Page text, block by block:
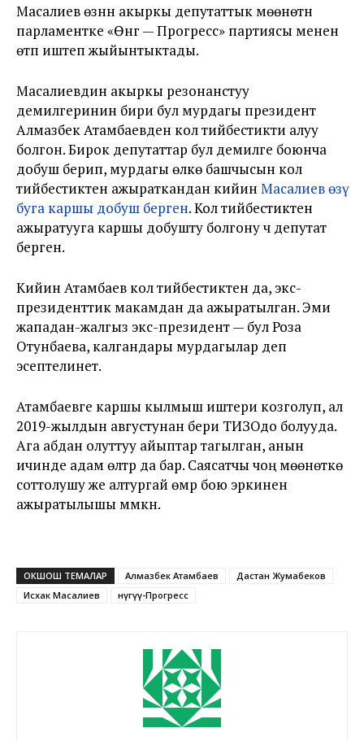
Масалиев өзүнүн акыркы депутаттык мөөнөтүн
парламентке «Өнүгүү — Прогресс» партиясы менен
өтүп иштеп жыйынтыктады.
Масалиевдин акыркы резонанстуу
демилгеринин бири бул мурдагы президент
Алмазбек Атамбаевден кол тийбестикти алуу
болгон. Бирок депутаттар бул демилге боюнча
добуш берип, мурдагы өлкө башчысын кол
тийбестиктен ажыраткандан кийин Масалиев өзү
буга каршы добуш берген. Кол тийбестиктен
ажыратууга каршы добушту болгону үч депутат
берген.
Кийин Атамбаев кол тийбестиктен да, экс-
президенттик макамдан да ажыратылган. Эми
жападан-жалгыз экс-президент — бул Роза
Отунбаева, калгандары мурдагылар деп
эсептелинет.
Атамбаевге каршы кылмыш иштери козголуп, ал
2019-жылдын августунан бери ТИЗОдо болууда.
Ага абдан олуттуу айыптар тагылган, анын
ичинде адам өлтүрүү да бар. Саясатчы чоң мөөнөткө
соттолушу же алтургай өмүр бою эркинен
ажыратылышы мүмкүн.
ОКШОШ ТЕМАЛАР Алмазбек Атамбаев
Дастан Жумабеков
Исхак Масалиев
Өнүгүү-Прогресс